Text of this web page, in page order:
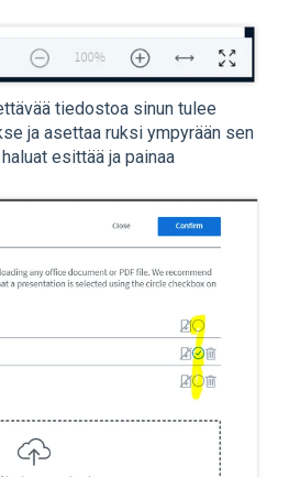
tiedostoa sinun tulee
ja asettaa ruksi ympyrään sen
esittää ja painaa